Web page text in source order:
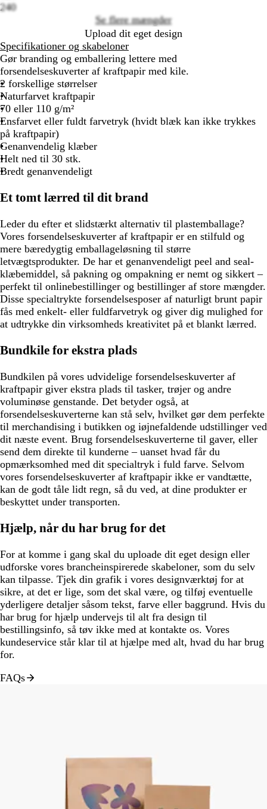
240
Se flere mængder
Upload dit eget design
Specifikationer og skabeloner
Gør branding og emballering lettere med
forsendelseskuverter af kraftpapir med kile.
2 forskellige størrelser
Naturfarvet kraftpapir
70 eller 110 g/m²
Ensfarvet eller fuldt farvetryk (hvidt blæk kan ikke trykkes
på kraftpapir)
Genanvendelig klæber
Helt ned til 30 stk.
Bredt genanvendeligt
Et tomt lærred til dit brand
Leder du efter et slidstærkt alternativ til plastemballage?
Vores forsendelseskuverter af kraftpapir er en stilfuld og
mere bæredygtig emballageløsning til større
letvægtsprodukter. De har et genanvendeligt peel and seal-
klæbemiddel, så pakning og ompakning er nemt og sikkert –
perfekt til onlinebestillinger og bestillinger af store mængder.
Disse specialtrykte forsendelsesposer af naturligt brunt papir
fås med enkelt- eller fuldfarvetryk og giver dig mulighed for
at udtrykke din virksomheds kreativitet på et blankt lærred.
Bundkile for ekstra plads
Bundkilen på vores udvidelige forsendelseskuverter af
kraftpapir giver ekstra plads til tasker, trøjer og andre
voluminøse genstande. Det betyder også, at
forsendelseskuverterne kan stå selv, hvilket gør dem perfekte
til merchandising i butikken og iøjnefaldende udstillinger ved
dit næste event. Brug forsendelseskuverterne til gaver, eller
send dem direkte til kunderne – uanset hvad får du
opmærksomhed med dit specialtryk i fuld farve. Selvom
vores forsendelseskuverter af kraftpapir ikke er vandtætte,
kan de godt tåle lidt regn, så du ved, at dine produkter er
beskyttet under transporten.
Hjælp, når du har brug for det
For at komme i gang skal du uploade dit eget design eller
udforske vores brancheinspirerede skabeloner, som du selv
kan tilpasse. Tjek din grafik i vores designværktøj for at
sikre, at det er lige, som det skal være, og tilføj eventuelle
yderligere detaljer såsom tekst, farve eller baggrund. Hvis du
har brug for hjælp undervejs til alt fra design til
bestillingsinfo, så tøv ikke med at kontakte os. Vores
kundeservice står klar til at hjælpe med alt, hvad du har brug
for.
FAQs